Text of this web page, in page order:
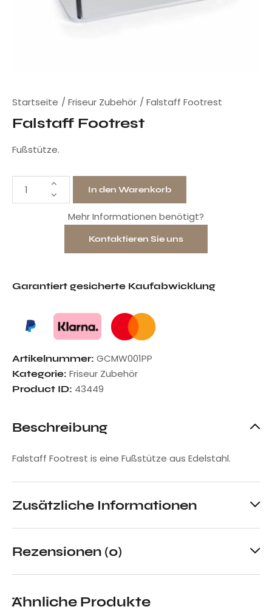
Startseite Friseur Zubehör Falstaff Footrest
Falstaff Footrest
Fußstütze.
In den Warenkorb
Mehr Informationen benötigt?
Kontaktieren Sie uns
Garantiert gesicherte Kaufabwicklung
Artikelnummer: GCMW001PP
Kategorie: Friseur Zubehör
Product ID: 43449
Beschreibung
Falstaff Footrest is eine Fußstütze aus Edelstahl.
Zusätzliche Informationen
Rezensionen (0)
Ähnliche Produkte